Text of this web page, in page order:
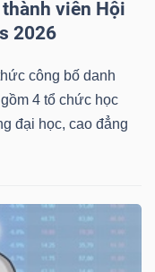
viên Hội
2026
công bố danh
4 tổ chức học
đại học, cao đẳng